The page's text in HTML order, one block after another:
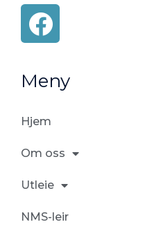
F
a
e
b
o
k
Meny
Hjem
Om oss
Utleie
NMS-leir